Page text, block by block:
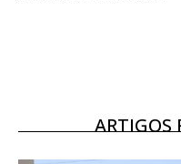
ARTIGOS